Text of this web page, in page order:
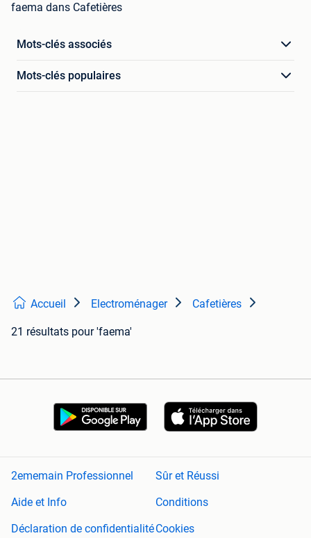
faema dans Cafetières
Mots-clés associés
Mots-clés populaires
Accueil Electroménager Cafetières
21 résultats pour 'faema'
2ememain Professionnel
Sûr et Réussi
Aide et Info
Conditions
Déclaration de confidentialitéCookies